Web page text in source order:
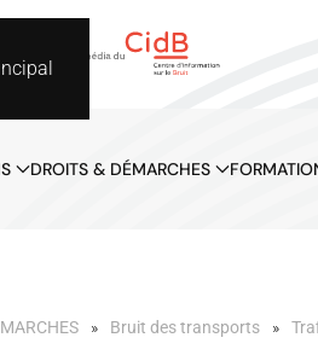
DROITS & DÉMARCHES
Bruit des transports